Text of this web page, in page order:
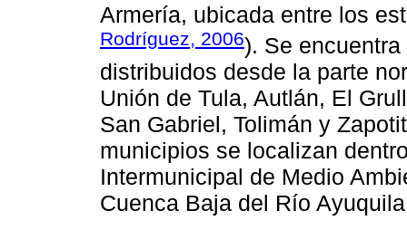
Armería, ubicada entre los
Rodríguez, 2006). Se
distribuidos desde la parte
Unión de Tula, Autlán, El
San Gabriel, Tolimán y
municipios se localizan
Intermunicipal de Medio
Cuenca Baja del Río